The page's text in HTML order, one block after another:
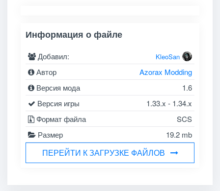
Информация о файле
Добавил: KleoSan
Автор
Azorax Modding
Версия мода
1.6
Версия игры
1.33.x - 1.34.x
Формат файла
SCS
Размер
19.2 mb
ПЕРЕЙТИ К ЗАГРУЗКЕ ФАЙЛОВ